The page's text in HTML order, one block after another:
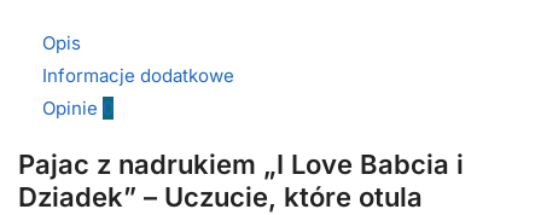
Opis
Informacje dodatkowe
Opinie 0
Pajac z nadrukiem „I Love Babcia i
Dziadek” – Uczucie, które otula